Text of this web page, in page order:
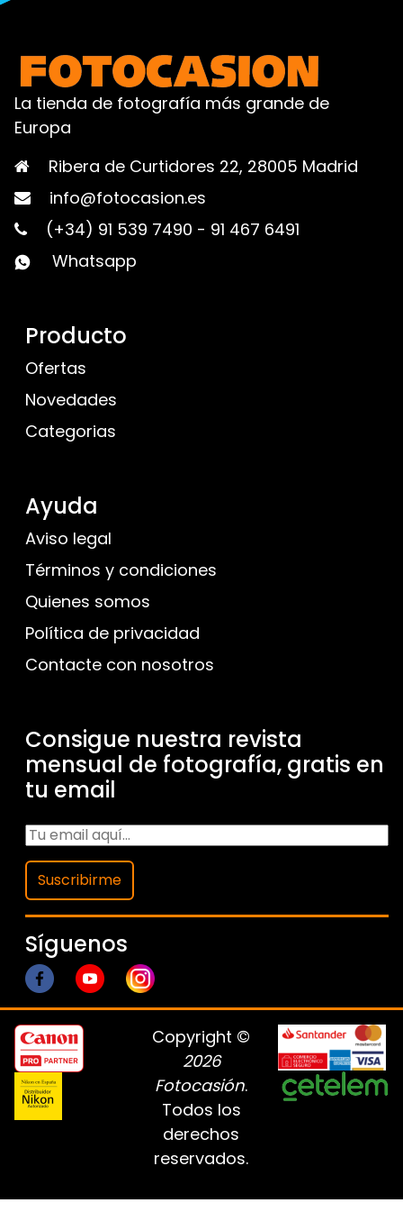
La tienda de fotografía más grande de
Europa
Ribera de Curtidores 22, 28005 Madrid
info@fotocasion.es
(+34) 91 539 7490 - 91 467 6491
Whatsapp
Producto
Ofertas
Novedades
Categorias
Ayuda
Aviso legal
Términos y condiciones
Quienes somos
Política de privacidad
Contacte con nosotros
Consigue nuestra revista
mensual de fotografía, gratis en
tu email
Suscribirme
Síguenos
Copyright ©
2026
Fotocasión.
Todos los
derechos
reservados.